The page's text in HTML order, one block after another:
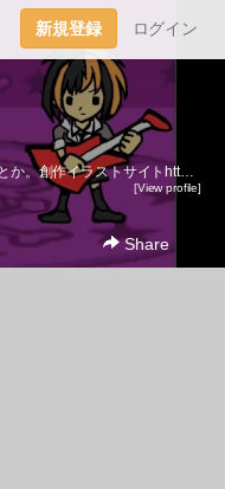
新規登録 ログイン
観たり読んだりしたものの感想とか。創作イラストサイトhttp://tokiwa.bufsiz.jp/
[View profile]
Share